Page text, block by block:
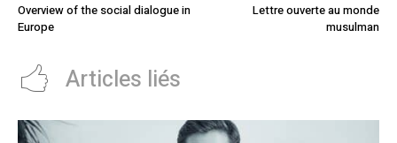
Overview of the social dialogue in
Europe
Lettre ouverte au monde
musulman
Articles liés